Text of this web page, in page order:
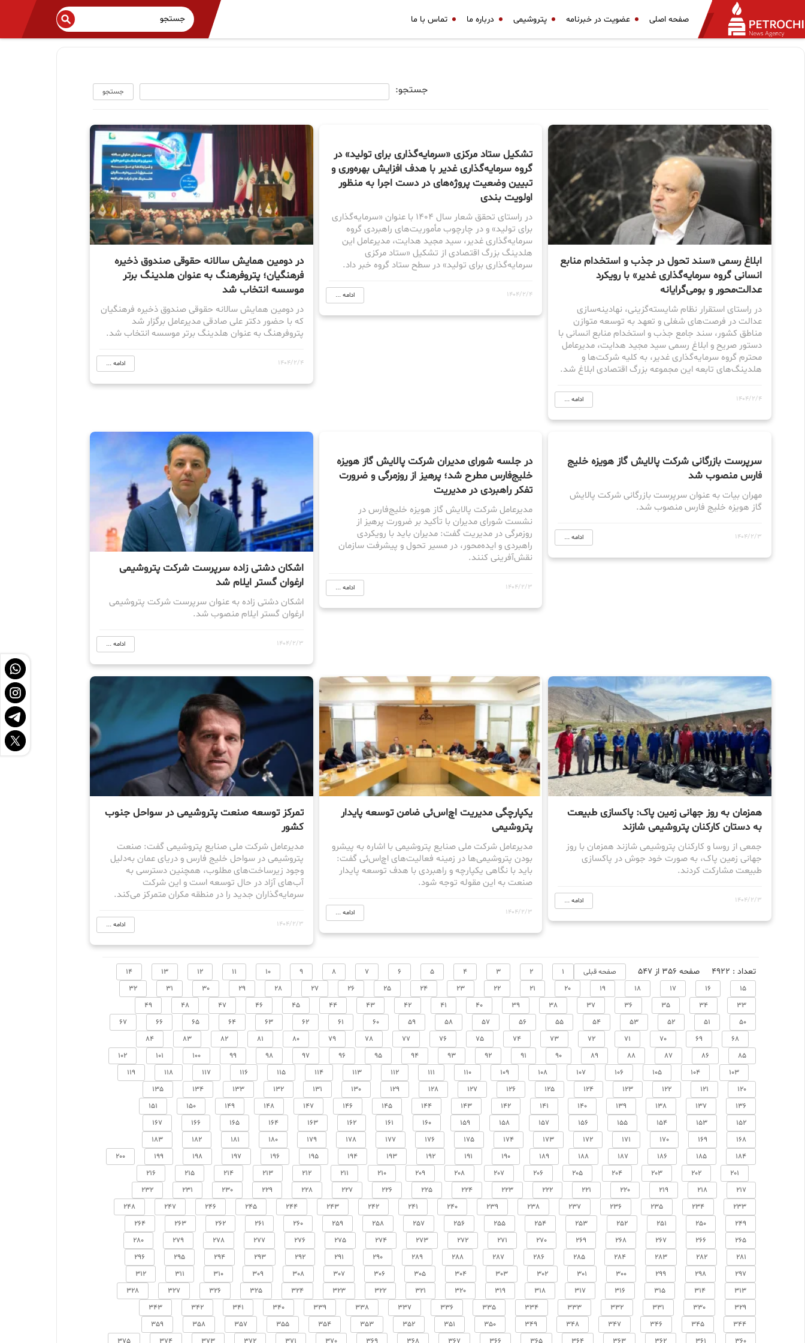
صفحه اصلی عضویت در خبرنامه پتروشیمی درباره ما تماس با ما
جستجو: جستجو
ابلاغ رسمی «سند تحول در جذب و استخدام منابع
انسانی گروه سرمایه‌گذاری غدیر» با رویکرد
عدالت‌محور و بومی‌گرایانه
در راستای استقرار نظام شایسته‌گزینی، نهادینه‌سازی
عدالت در فرصت‌های شغلی و تعهد به توسعه متوازن
مناطق کشور، سند جامع جذب و استخدام منابع انسانی با
دستور صریح و ابلاغ رسمی سید مجید هدایت، مدیرعامل
محترم گروه سرمایه‌گذاری غدیر، به کلیه شرکت‌ها و
هلدینگ‌های تابعه این مجموعه بزرگ اقتصادی ابلاغ شد.
1404/2/4 ادامه ...
تشکیل ستاد مرکزی «سرمایه‌گذاری برای تولید» در
گروه سرمایه‌گذاری غدیر با هدف افزایش بهره‌وری و
تبیین وضعیت پروژه‌های در دست اجرا به منظور
اولویت بندی
در راستای تحقق شعار سال ۱۴۰۴ با عنوان «سرمایه‌گذاری
برای تولید» و در چارچوب مأموریت‌های راهبردی گروه
سرمایه‌گذاری غدیر، سید مجید هدایت، مدیرعامل این
هلدینگ بزرگ اقتصادی از تشکیل «ستاد مرکزی
سرمایه‌گذاری برای تولید» در سطح ستاد گروه خبر داد.
1404/2/4 ادامه ...
در دومین همایش سالانه حقوقی صندوق ذخیره
فرهنگیان؛ پتروفرهنگ به عنوان هلدینگ برتر
موسسه انتخاب شد
در دومین همایش سالانه حقوقی صندوق ذخیره فرهنگیان
که با حضور دکتر علی صادقی مدیرعامل برگزار شد
پتروفرهنگ به عنوان هلدینگ برتر موسسه انتخاب شد.
1404/2/4 ادامه ...
سرپرست بازرگانی شرکت پالایش گاز هویزه خلیج
فارس منصوب شد
مهران بیات به عنوان سرپرست بازرگانی شرکت پالایش
گاز هویزه خلیج فارس منصوب شد.
1404/2/3 ادامه ...
در جلسه شورای مدیران شرکت پالایش گاز هویزه
خلیج‌فارس مطرح شد؛ پرهیز از روزمرگی و ضرورت
تفکر راهبردی در مدیریت
مدیرعامل شرکت پالایش گاز هویزه خلیج‌فارس در
نشست شورای مدیران با تأکید بر ضرورت پرهیز از
روزمرگی در مدیریت گفت: مدیران باید با رویکردی
راهبردی و ایده‌محور، در مسیر تحول و پیشرفت سازمان
نقش‌آفرینی کنند.
1404/2/3 ادامه ...
اشکان دشتی زاده سرپرست شرکت پتروشیمی
ارغوان گستر ایلام شد
اشکان دشتی زاده به عنوان سرپرست شرکت پتروشیمی
ارغوان گستر ایلام منصوب شد.
1404/2/3 ادامه ...
همزمان به روز جهانی زمین پاک: پاکسازی طبیعت
به دستان کارکنان پتروشیمی شازند
جمعی از روسا و کارکنان پتروشیمی شازند همزمان با روز
جهانی زمین پاک، به صورت خود جوش در پاکسازی
طبیعت مشارکت کردند.
1404/2/3 ادامه ...
یکپارچگی مدیریت اچ‌اس‌ئی ضامن توسعه پایدار
پتروشیمی
مدیرعامل شرکت ملی صنایع پتروشیمی با اشاره به پیشرو
بودن پتروشیمی‌ها در زمینه فعالیت‌های اچ‌اس‌ئی گفت:
باید با نگاهی یکپارچه و راهبردی با هدف توسعه پایدار
صنعت به این مقوله توجه شود.
1404/2/3 ادامه ...
تمرکز توسعه صنعت پتروشیمی در سواحل جنوب
کشور
مدیرعامل شرکت ملی صنایع پتروشیمی گفت: صنعت
پتروشیمی در سواحل خلیج فارس و دریای عمان به‌دلیل
وجود زیرساخت‌های مطلوب،‌ همچنین دسترسی به
آب‌های آزاد در حال توسعه است و این شرکت
سرمایه‌گذاران جدید را در منطقه مکران متمرکز می‌کند.
1404/2/3 ادامه ...
تعداد : 4922 صفحه 356 از 547 صفحه قبلی 1
2
3
4
5
6
7
8
9
10
11
12
13
14
15
16
17
18
19
20
21
22
23
24
25
26
27
28
29
30
31
32
33
34
35
36
37
38
39
40
41
42
43
44
45
46
47
48
49
50
51
52
53
54
55
56
57
58
59
60
61
62
63
64
65
66
67
68
69
70
71
72
73
74
75
76
77
78
79
80
81
82
83
84
85
86
87
88
89
90
91
92
93
94
95
96
97
98
99
100
101
102
103
104
105
106
107
108
109
110
111
112
113
114
115
116
117
118
119
120
121
122
123
124
125
126
127
128
129
130
131
132
133
134
135
136
137
138
139
140
141
142
143
144
145
146
147
148
149
150
151
152
153
154
155
156
157
158
159
160
161
162
163
164
165
166
167
168
169
170
171
172
173
174
175
176
177
178
179
180
181
182
183
184
185
186
187
188
189
190
191
192
193
194
195
196
197
198
199
200
201
202
203
204
205
206
207
208
209
210
211
212
213
214
215
216
217
218
219
220
221
222
223
224
225
226
227
228
229
230
231
232
233
234
235
236
237
238
239
240
241
242
243
244
245
246
247
248
249
250
251
252
253
254
255
256
257
258
259
260
261
262
263
264
265
266
267
268
269
270
271
272
273
274
275
276
277
278
279
280
281
282
283
284
285
286
287
288
289
290
291
292
293
294
295
296
297
298
299
300
301
302
303
304
305
306
307
308
309
310
311
312
313
314
315
316
317
318
319
320
321
322
323
324
325
326
327
328
329
330
331
332
333
334
335
336
337
338
339
340
341
342
343
344
345
346
347
348
349
350
351
352
353
354
355
357
358
359